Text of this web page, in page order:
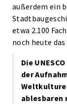
außerdem ein
etwa 2.100
noch heute
Die
der